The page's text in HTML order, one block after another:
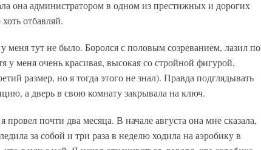
она администратором в одном из престижных и дорогих
отбавляй.
меня тут не было. Боролся с половым созреванием, лазил по
у меня очень красивая, высокая со стройной фигурой,
размер, но я тогда этого не знал). Правда подглядывать
а дверь в свою комнату закрывала на ключ.
почти два месяца. В начале августа она мне сказала,
за собой и три раза в неделю ходила на аэробику в